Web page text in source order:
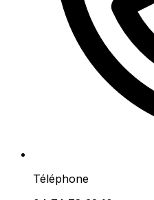
Téléphone